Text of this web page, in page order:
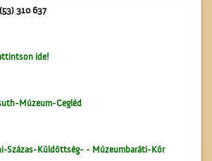
310 637
ide!
Múzeum-Cegléd
Százas-Küldöttség- - Múzeumbaráti-Kör